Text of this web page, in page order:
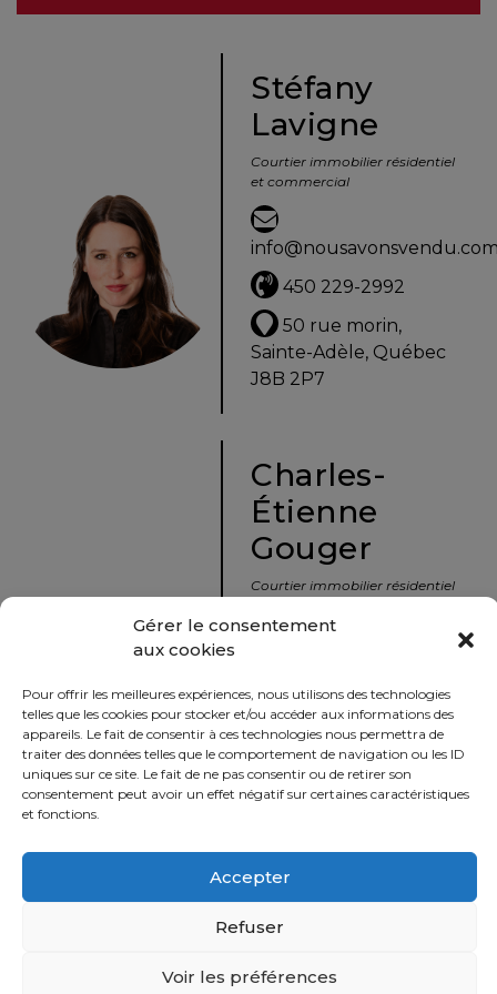
Gérer le consentement
aux cookies
Pour offrir les meilleures expériences, nous utilisons des technologies
telles que les cookies pour stocker et/ou accéder aux informations des
appareils. Le fait de consentir à ces technologies nous permettra de
traiter des données telles que le comportement de navigation ou les ID
uniques sur ce site. Le fait de ne pas consentir ou de retirer son
consentement peut avoir un effet négatif sur certaines caractéristiques
et fonctions.
Accepter
Refuser
Voir les préférences
Évaluation
Avec
un
immobilier
vers
la
tranquillité
d’esprit
défi
Stéfany
Lavigne
Courtier immobilier résidentiel
et commercial
450 229-2992
50 rue morin,
Sainte-Adèle, Québec
J8B 2P7
Charles-
Étienne
Gouger
Courtier immobilier résidentiel
450 229-2992
50 rue morin,
Sainte-Adèle, Québec
J8B 2P7
Partager
Politique